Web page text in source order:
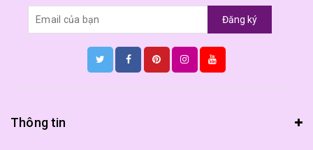
Đăng ký
Thông tin